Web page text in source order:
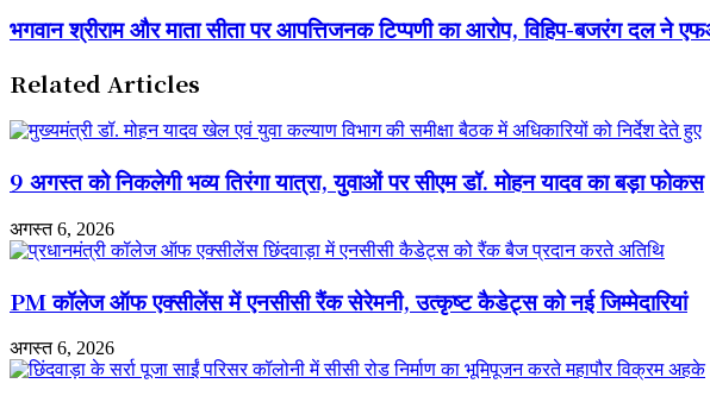
रैली,
लोगों
ने
दिया
फिटनेस
पर्यावरण
का
संदेश
भगवान
श्रीराम
माता
पर
आपत्तिजनक
टिप्पणी
का
विहिप-
बजरंग
ने
की
मांग
की
भगवान श्रीराम और माता सीता पर आपत्तिजनक टिप्पणी का आरोप, विहिप-बजरंग दल ने
Related Articles
9 अगस्त को निकलेगी भव्य तिरंगा यात्रा, युवाओं पर सीएम डॉ. मोहन यादव का बड़ा फोकस
अगस्त 6, 2026
PM कॉलेज ऑफ एक्सीलेंस में एनसीसी रैंक सेरेमनी, उत्कृष्ट कैडेट्स को नई जिम्मेदारियां
अगस्त 6, 2026